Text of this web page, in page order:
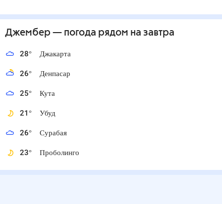
Джембер — погода рядом на завтра
28° Джакарта
26° Денпасар
25° Кута
21° Убуд
26° Сурабая
23° Проболинго